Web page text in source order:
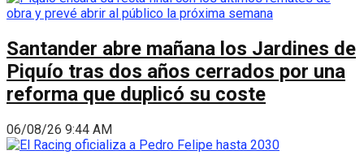
Santander abre mañana los Jardines de
Piquío tras dos años cerrados por una
reforma que duplicó su coste
06/08/26 9:44 AM